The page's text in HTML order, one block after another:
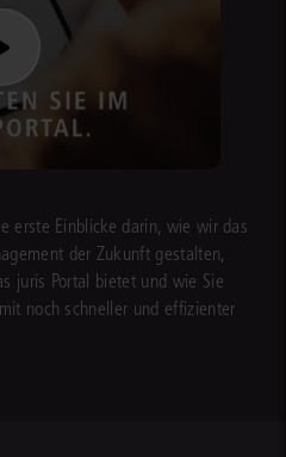
erste Einblicke darin, wie wir das
der Zukunft gestalten,
juris Portal bietet und wie Sie
noch schneller und effizienter